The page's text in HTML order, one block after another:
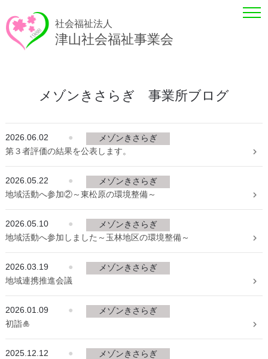
社会福祉法人
津山社会福祉事業会
メゾンきさらぎ 事業所ブログ
2026.06.02 ●
メゾンきさらぎ
第３者評価の結果を公表します。
2026.05.22 ●
メゾンきさらぎ
地域活動へ参加②～東松原の環境整備～
2026.05.10 ●
メゾンきさらぎ
地域活動へ参加しました～玉林地区の環境整備～
2026.03.19 ●
メゾンきさらぎ
地域連携推進会議
2026.01.09 ●
メゾンきさらぎ
初詣🎍
2025.12.12 ●
メゾンきさらぎ